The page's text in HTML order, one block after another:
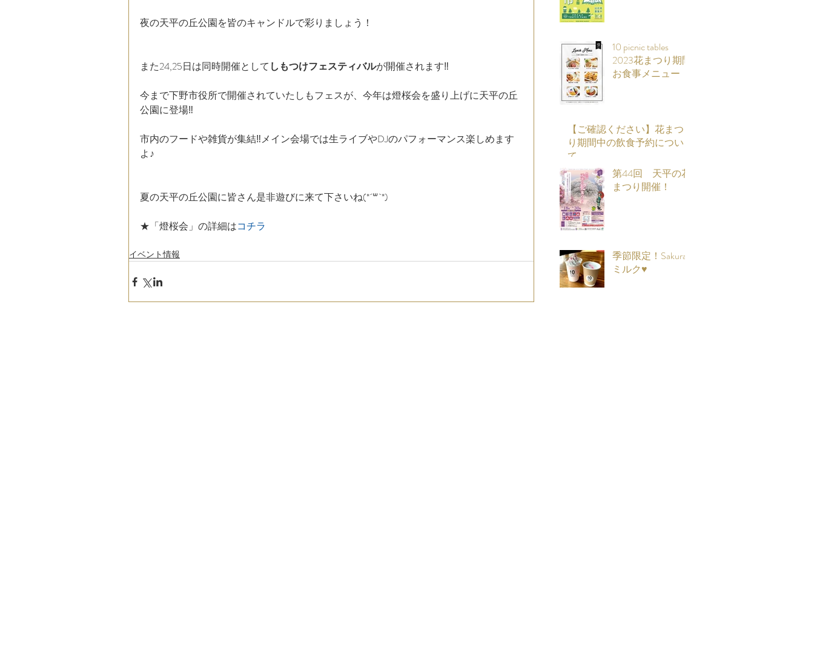
夜の天平の丘公園を皆のキャンドルで彩りましょう！﻿
また24,25日は同時開催として しもつけフェスティバルが開催されます‼︎﻿
今まで下野市役所で開催されていたしもフェスが、今年は燈桜会を盛り上げに天平の丘
公園に登場‼︎﻿
市内のフードや雑貨が集結‼︎メイン会場では生ライブやDJのパフォーマンス楽しめます
よ﻿♪
夏の天平の丘公園に﻿皆さん是非遊びに来て下さいね(*´꒳`*)﻿
★「燈桜会」の詳細はコチラ
イベント情報
10 picnic tables
2023花まつり期間
お食事メニュー
【ご確認ください】花まつ
り期間中の飲食予約につい
て
第44回 天平の花
まつり開催！
季節限定！Sakura
ミルク♥